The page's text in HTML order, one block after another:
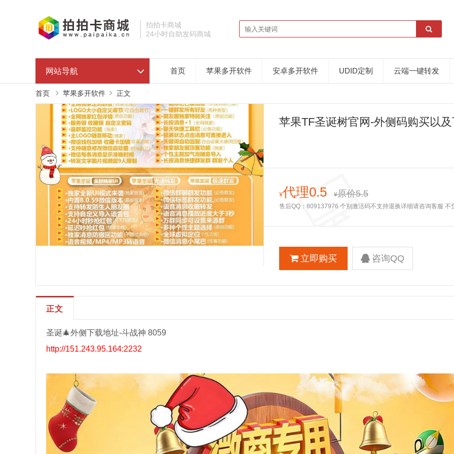
拍拍卡商城
24小时自助发码商城
网站导航 首页 苹果多开软件 安卓多开软件 UDID定制 云端一键转发
首页 苹果多开软件 正文
苹果TF圣诞树官网-外侧码购买以
¥代理0.5 ¥原价5.5
售后QQ：809137976 个别激活码不支持退换详细请咨询客服 不
立即购买 咨询QQ
正文
圣诞🎄外侧下载地址-斗战神 8059
http://151.243.95.164:2232